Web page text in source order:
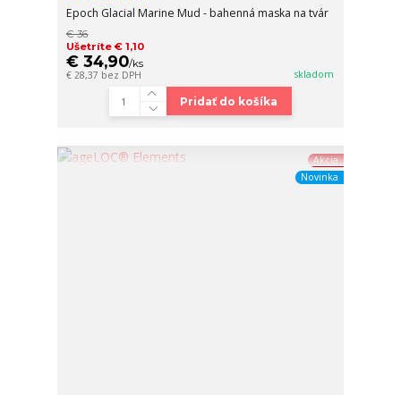
Epoch Glacial Marine Mud - bahenná maska na tvár
€ 36
Ušetríte € 1,10
€ 34,90/ks
€ 28,37 bez DPH skladom
Pridať do košíka
Akcia
Novinka